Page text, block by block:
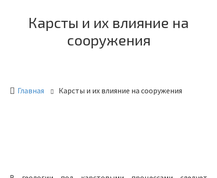
Карсты и их влияние на
сооружения
Главная Карсты и их влияние на сооружения